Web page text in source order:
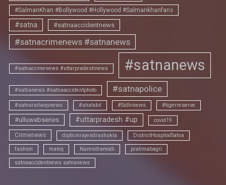
#SalmanKhan #Bollywood #Hollywood #Salmankhanfans
#satna #satnaaccidentnews
#satnacrimenews #satnanews
#satnacrimenews #uttarpradeshnews #satnanews
#satnanews #satnaaccidentphoto #satnapolice
#satnarailwaynews #shahdol #Sidhinews #tigerreserve
#ulluwebseries #uttarpradesh #up covid19
Crimenews dipticmrajendrashukla DistrictHospitalSatna
fashion manoj Narendramodi pratimabagri
satnaaccidentnews satnanews